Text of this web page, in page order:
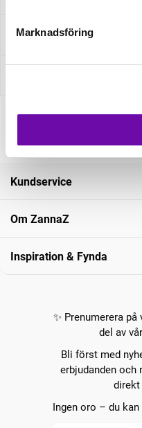
Marknadsföring
Recensioner
Kundservice
Om ZannaZ
Inspiration & Fynda
✨ Prenumerera
del av
Bli först med
erbjudanden och
direkt
Ingen oro – du